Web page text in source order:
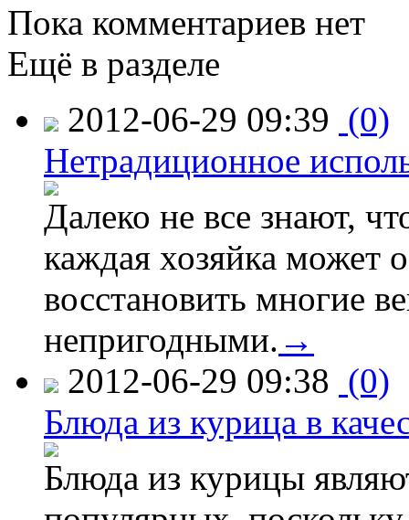
Пока комментариев нет
Ещё в разделе
2012-06-29 09:39 (0)
Нетрадиционное
Далеко не все знают,
каждая хозяйка может
восстановить многие
непригодными. →
2012-06-29 09:38 (0)
Блюда из курица в
Блюда из курицы